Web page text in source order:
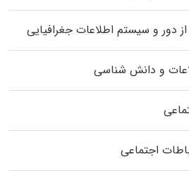
دور و سیستم اطلاعات جغرافیایی
و دانش شناسی
اجتماعی